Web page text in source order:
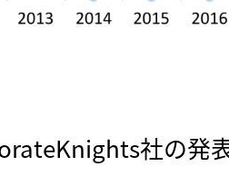
社の発